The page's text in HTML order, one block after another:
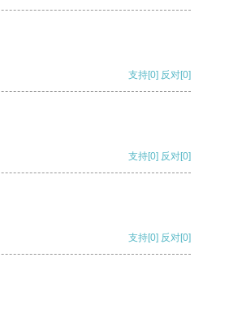
支持[0] 反对[0]
支持[0] 反对[0]
支持[0] 反对[0]